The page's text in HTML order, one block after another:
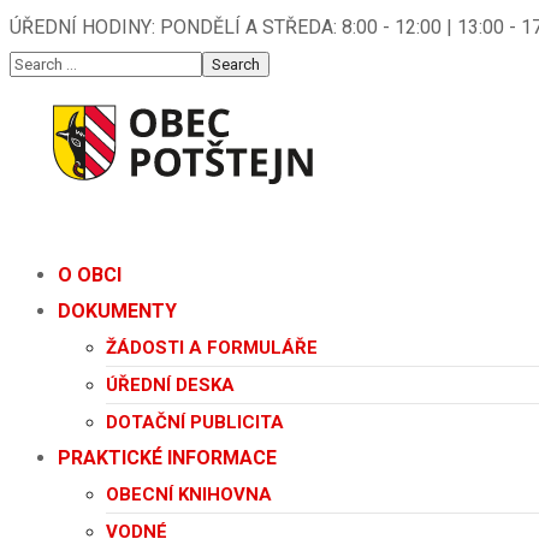
ÚŘEDNÍ HODINY: PONDĚLÍ A STŘEDA: 8:00 - 12:00 | 13:00 -
O OBCI
DOKUMENTY
ŽÁDOSTI A FORMULÁŘE
ÚŘEDNÍ DESKA
DOTAČNÍ PUBLICITA
PRAKTICKÉ INFORMACE
OBECNÍ KNIHOVNA
VODNÉ